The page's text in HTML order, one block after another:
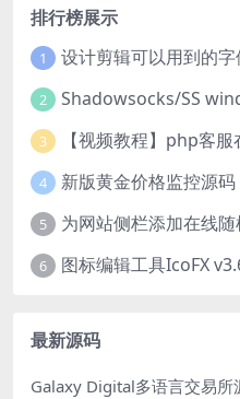
排行榜展示
1 设计剪辑可以用到的
2 Shadowsocks/SS
3
4
5 为网站侧栏添加在线
6 图标编辑工具IcoFX
最新源码
Galaxy Digital多语言交易